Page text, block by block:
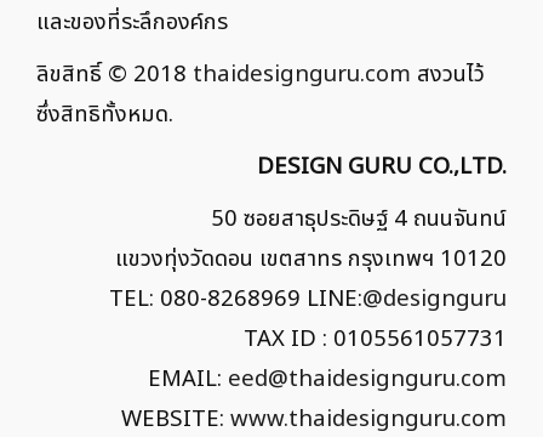
และของที่ระลึกองค์กร
ลิขสิทธิ์ © 2018 thaidesignguru.com สงวนไว้
ซึ่งสิทธิทั้งหมด.
DESIGN GURU CO.,LTD.
50 ซอยสาธุประดิษฐ์ 4 ถนนจันทน์
แขวงทุ่งวัดดอน เขตสาทร กรุงเทพฯ 10120
TEL: 080-8268969 LINE:@designguru
TAX ID : 0105561057731
EMAIL: eed@thaidesignguru.com
WEBSITE: www.thaidesignguru.com